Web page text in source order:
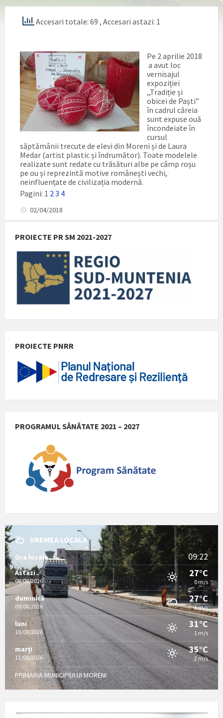
Accesari totale: 69 , Accesari astazi: 1
Pe 2 aprilie 2018
a avut loc
vernisajul
expoziției
,,Tradiție și
obicei de Paști”
în cadrul căreia
sunt expuse ouă
încondeiate în
cursul
săptămânii trecute de elevi din Moreni și de Laura
Medar (artist plastic și îndrumător). Toate modelele
realizate sunt redate cu trăsături albe pe câmp roșu
pe ou și reprezintă motive românești vechi,
neinfluențate de civilizația modernă.
Pagini: 1 2 3 4
02/04/2018
PROIECTE PR SM 2021-2027
PROIECTE PNRR
PROGRAMUL SĂNĂTATE 2021 – 2027
VREMEA LOCALA
Ora locala 09:22
Astazi
08/08/2026
27°C
0 m/s
duminică
09/08/2026
27°C
1 m/s
luni
10/08/2026
31°C
1 m/s
marți
11/08/2026
35°C
2 m/s
PRIMARIA MUNICIPIULUI MORENI